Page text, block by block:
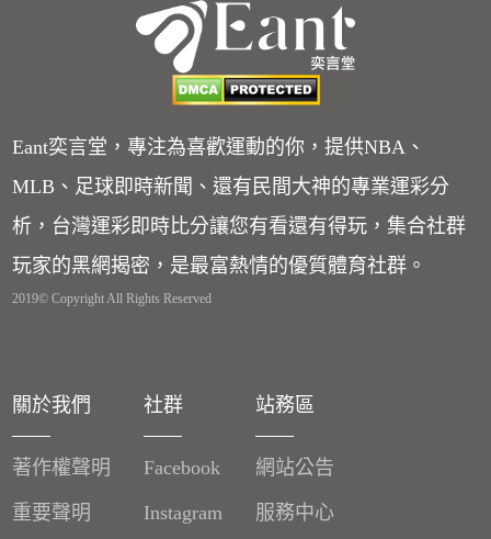
Eant奕言堂，專注為喜歡運動的你，提供NBA、
MLB、足球即時新聞、還有民間大神的專業運彩分
析，台灣運彩即時比分讓您有看還有得玩，集合社群
玩家的黑網揭密，是最富熱情的優質體育社群。
2019© Copyright All Rights Reserved
關於我們
著作權聲明
重要聲明
社群
Facebook
Instagram
站務區
網站公告
服務中心